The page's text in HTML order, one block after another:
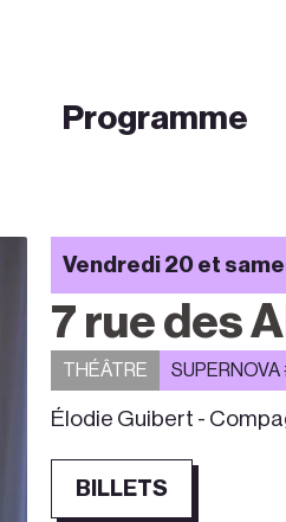
Programme
Vendredi 20 et
7 rue des
THÉÂTRE SUPERNOVA
Élodie Guibert -
BILLETS